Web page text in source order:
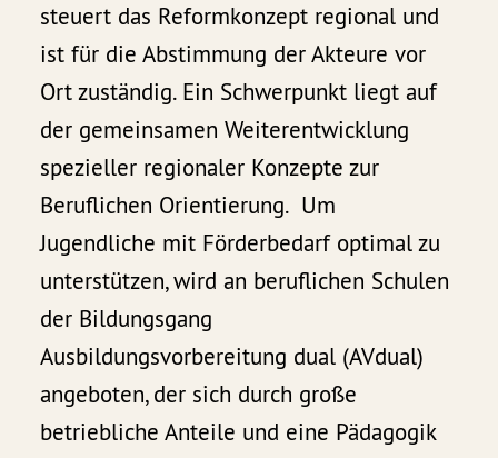
steuert das Reformkonzept regional und
ist für die Abstimmung der Akteure vor
Ort zuständig. Ein Schwerpunkt liegt auf
der gemeinsamen Weiterentwicklung
spezieller regionaler Konzepte zur
Beruflichen Orientierung. Um
Jugendliche mit Förderbedarf optimal zu
unterstützen, wird an beruflichen Schulen
der Bildungsgang
Ausbildungsvorbereitung dual (AVdual)
angeboten, der sich durch große
betriebliche Anteile und eine Pädagogik